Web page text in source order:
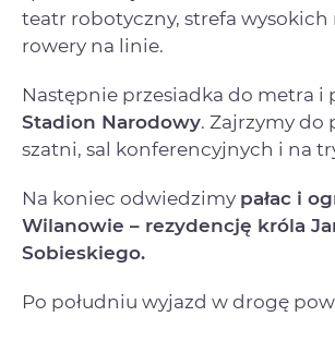
teatr robotyczny, strefa wysokich
rowery na linie.
Następnie przesiadka do metra i
Stadion Narodowy. Zajrzymy do
szatni, sal konferencyjnych i na
Na koniec odwiedzimy pałac i
Wilanowie – rezydencję króla
Sobieskiego.
Po południu wyjazd w drogę